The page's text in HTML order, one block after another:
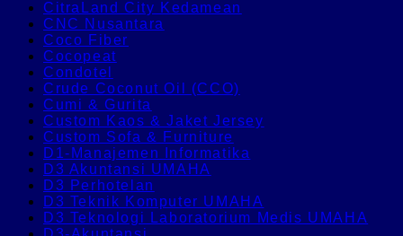
CitraLand City Kedamean
CNC Nusantara
Coco Fiber
Cocopeat
Condotel
Crude Coconut Oil (CCO)
Cumi & Gurita
Custom Kaos & Jaket Jersey
Custom Sofa & Furniture
D1-Manajemen Informatika
D3 Akuntansi UMAHA
D3 Perhotelan
D3 Teknik Komputer UMAHA
D3 Teknologi Laboratorium Medis UMAHA